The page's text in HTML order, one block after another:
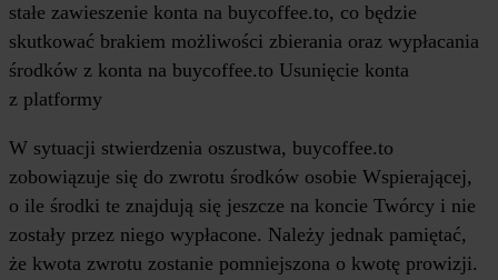
stałe zawieszenie konta na buycoffee.to, co będzie
skutkować brakiem możliwości zbierania oraz wypłacania
środków z konta na buycoffee.to Usunięcie konta
z platformy
W sytuacji stwierdzenia oszustwa, buycoffee.to
zobowiązuje się do zwrotu środków osobie Wspierającej,
o ile środki te znajdują się jeszcze na koncie Twórcy i nie
zostały przez niego wypłacone. Należy jednak pamiętać,
że kwota zwrotu zostanie pomniejszona o kwotę prowizji.